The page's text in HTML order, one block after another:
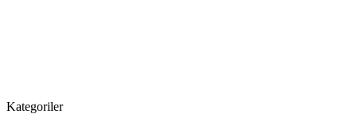
Kategoriler